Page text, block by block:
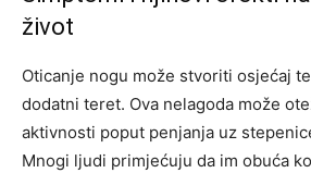
život
Oticanje nogu može stvoriti osjećaj
dodatni teret. Ova nelagoda može
aktivnosti poput penjanja uz
Mnogi ljudi primjećuju da im obuća